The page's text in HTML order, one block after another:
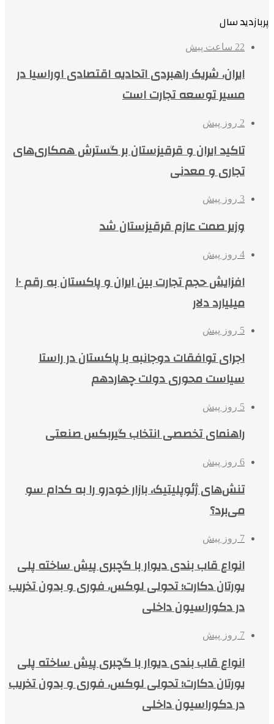
پربازدید سال
22 ساعت پیش
ایران، شریک راهبردی اتحادیه اقتصادی اوراسیا در
مسیر توسعه تجارت است
2 روز پیش
تاکید ایران و قرقیزستان بر گسترش همکاری‌های
تجاری و معدنی
3 روز پیش
وزیر صمت عازم قرقیزستان شد
4 روز پیش
افزایش حجم تجارت بین ایران و پاکستان به رقم ۱۰
میلیارد دلار
5 روز پیش
اجرای توافقات دوجانبه با پاکستان در راستا
سیاست محوری دولت چهاردهم
5 روز پیش
راهنمای تخصصی انتخاب گیربکس صنعتی
6 روز پیش
تنش‌های ژئوپلیتیک، بازار خودرو را به کدام سو
می‌برد؟
7 روز پیش
انواع قاب بندی دیوار با گچبری پیش ساخته پلی
یورتان دکارت؛ تحولی لوکس، فوری و بدون تخریب
در دکوراسیون داخلی
7 روز پیش
انواع قاب بندی دیوار با گچبری پیش ساخته پلی
یورتان دکارت؛ تحولی لوکس، فوری و بدون تخریب
در دکوراسیون داخلی